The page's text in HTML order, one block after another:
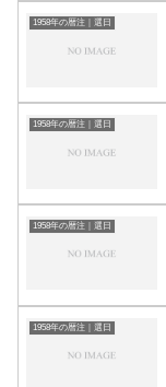
1958年の暦注｜選日
1958年の暦注｜選日
1958年の暦注｜選日
1958年の暦注｜選日